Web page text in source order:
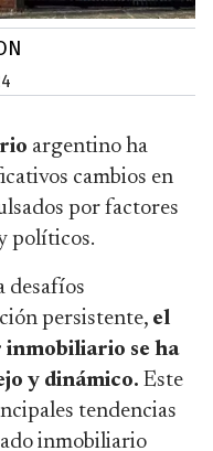
argentino ha
cambios en
por factores
políticos.
desafíos
persistente, el
se ha
y dinámico. Este
tendencias
inmobiliario